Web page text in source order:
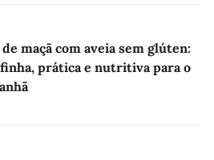
de maçã com aveia sem glúten:
prática e nutritiva para o